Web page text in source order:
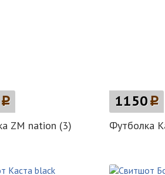
p
ZM nation (3)
1150p
Футболка